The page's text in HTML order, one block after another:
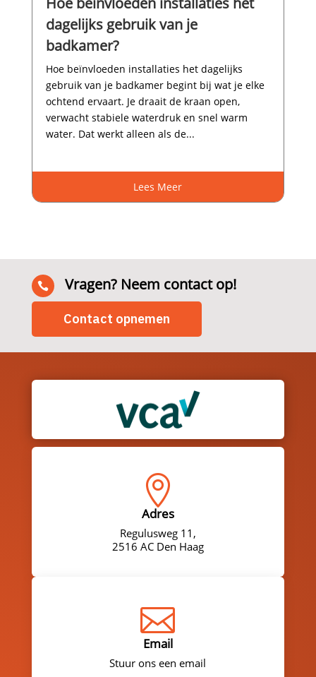
dagelijks gebruik van je
badkamer?
Hoe beïnvloeden installaties het dagelijks
gebruik van je badkamer begint bij wat je elke
ochtend ervaart.​ Je draait de kraan open,
verwacht stabiele waterdruk en snel warm
water.​ Dat werkt alleen als de...
Lees Meer
 Vragen? Neem contact op!
Contact opnemen

Adres
Regulusweg 11,
2516 AC Den Haag

Email
Stuur ons een email